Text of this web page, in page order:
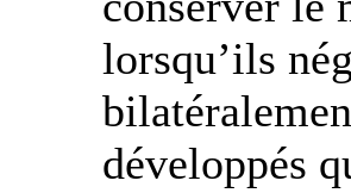
lorsqu’ils
développés